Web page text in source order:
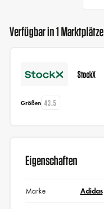
Verfügbar in 1 Marktplätze
StockX
Größen 43.5
Eigenschaften
Marke Adidas